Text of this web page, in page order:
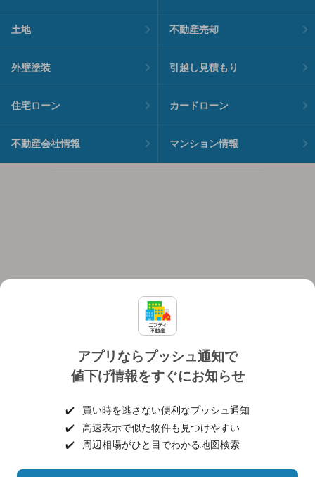
アプリならプッシュ通知で
値下げ情報をすぐにお知らせ
✔️
買い時を逃さない便利なプッシュ通知
✔️
高速表示で似た物件も見つけやすい
✔️
周辺相場がひと目でわかる地図検索
土地 不動産売却
外壁塗装 引越し見積もり
住宅ローン カードローン
不動産会社情報 マンション情報
個人情報保護ポリシー 利用規約
ヘルプ・お問い合わせ 採用情報